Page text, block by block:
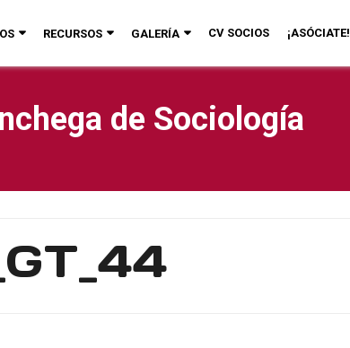
RECURSOS GALERÍA CV SOCIOS ¡ASÓCIATE!
de Sociología